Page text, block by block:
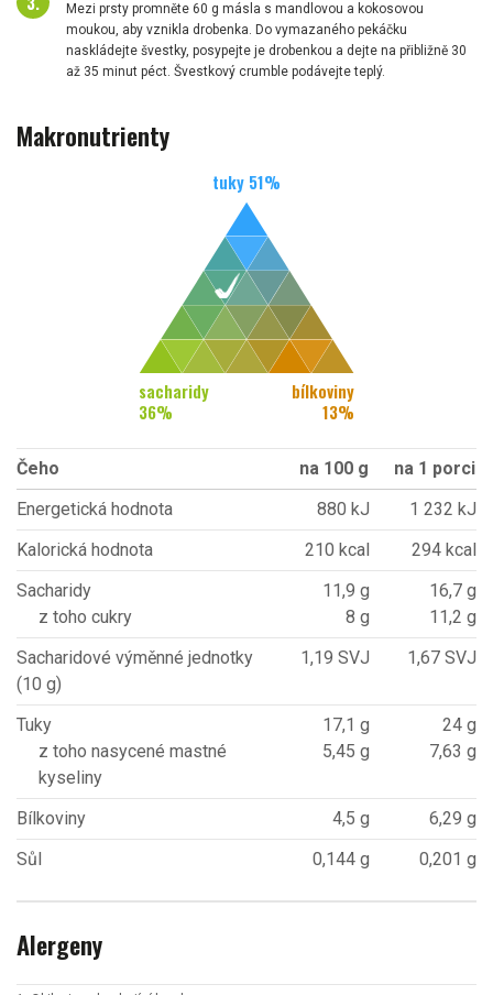
Mezi prsty promněte 60 g másla s mandlovou a kokosovou
moukou, aby vznikla drobenka. Do vymazaného pekáčku
naskládejte švestky, posypejte je drobenkou a dejte na přibližně 30
až 35 minut péct. Švestkový crumble podávejte teplý.
Makronutrienty
tuky 51%
sacharidy
36%
bílkoviny
13%
Čeho na 100 g
na 1 porci
Energetická hodnota
880 kJ
1 232 kJ
Kalorická hodnota
210 kcal
294 kcal
Sacharidy
z toho cukry
11,9 g
8 g
16,7 g
11,2 g
Sacharidové výměnné jednotky
(10 g)
1,19 SVJ 1,67 SVJ
Tuky
z toho nasycené mastné
kyseliny
17,1 g
5,45 g
24 g
7,63 g
Bílkoviny 4,5 g
6,29 g
Sůl
0,144 g 0,201 g
Alergeny